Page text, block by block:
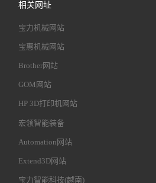
相关网址
宝力机械网站
宝惠机械网站
Brother网站
GOM网站
HP 3D打印机网站
宏领智能装备
Automation网站
Extend3D网站
宝力智能科技(越南)